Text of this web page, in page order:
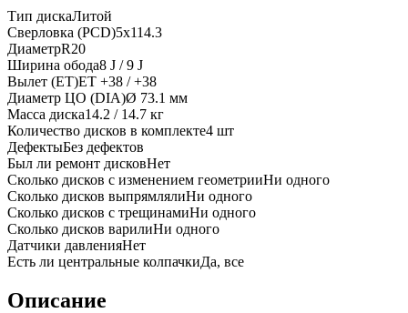
Тип дискаЛитой
Сверловка (PCD)5x114.3
ДиаметрR20
Ширина обода8 J / 9 J
Вылет (ET)ET +38 / +38
Диаметр ЦО (DIA)Ø 73.1 мм
Масса диска14.2 / 14.7 кг
Количество дисков в комплекте4 шт
ДефектыБез дефектов
Был ли ремонт дисковНет
Сколько дисков с изменением геометрииНи одного
Сколько дисков выпрямлялиНи одного
Сколько дисков с трещинамиНи одного
Сколько дисков варилиНи одного
Датчики давленияНет
Есть ли центральные колпачкиДа, все
Описание